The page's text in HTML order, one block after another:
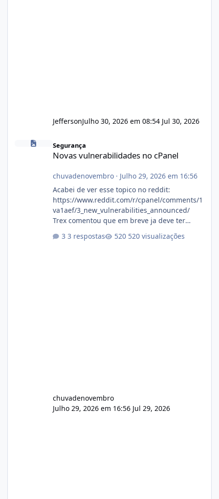
JeffersonJulho 30, 2026 em 08:54 Jul 30, 2026
Novas vulnerabilidades no cPanel
Segurança
Novas vulnerabilidades no cPanel
chuvadenovembro· Julho 29, 2026 em 16:56
Acabei de ver esse topico no reddit:
https://www.reddit.com/r/cpanel/comments/1
va1aef/3_new_vulnerabilities_announced/
Trex comentou que em breve ja deve ter
3 respostas 520 visualizações
chuvadenovembro
Julho 29, 2026 em 16:56 Jul 29, 2026